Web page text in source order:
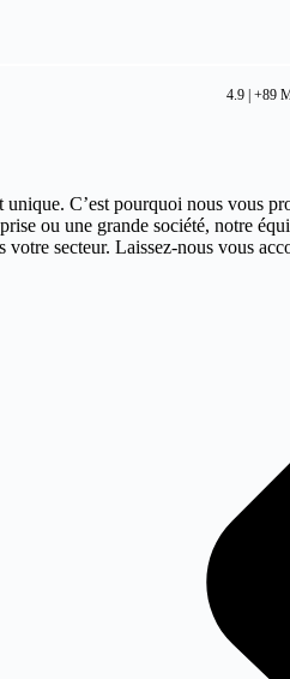
4.9 | +89
C’est pourquoi nous vous
ou une grande société, notre
secteur. Laissez-nous vous